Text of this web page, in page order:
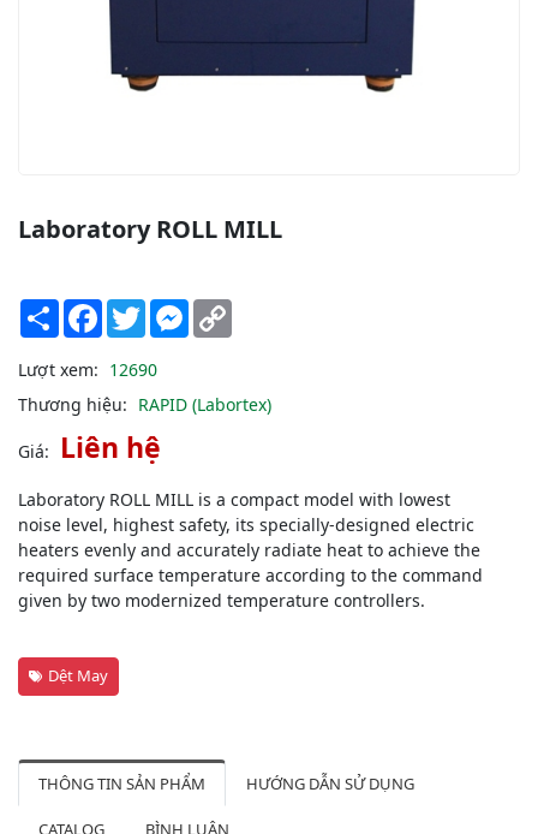
Laboratory ROLL MILL
Share Facebook
TwitterMessenger
Lượt xem: 12690
Thương hiệu: RAPID (Labortex)
Giá: Liên hệ
Laboratory ROLL MILL is a compact model with lowest
noise level, highest safety, its specially-designed electric
heaters evenly and accurately radiate heat to achieve the
required surface temperature according to the command
given by two modernized temperature controllers.
Dệt May
THÔNG TIN SẢN PHẨM HƯỚNG DẪN SỬ DỤNG
CATALOG BÌNH LUẬN